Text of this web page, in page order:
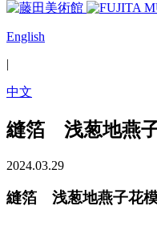
English
|
中文
縫箔 浅葱地燕
2024.03.29
縫箔 浅葱地燕子花